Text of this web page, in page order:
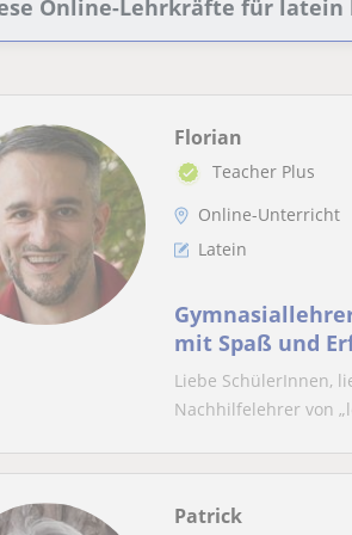
Online-Lehrkräfte für
Florian
Teacher Plus
Online-Unterricht
Latein
mit Spaß und
Liebe SchülerInnen,
Nachhilfelehrer von
Patrick